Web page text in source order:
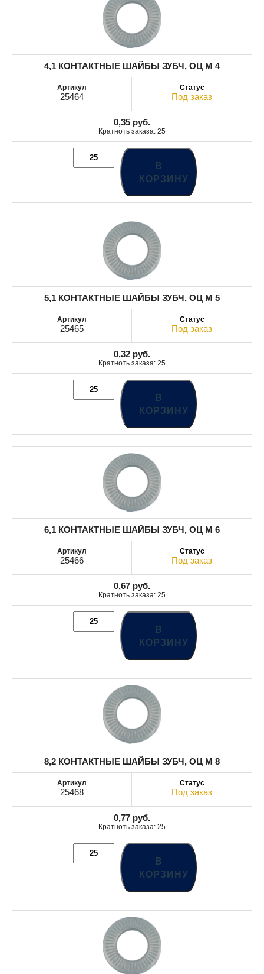
4,1 КОНТАКТНЫЕ ШАЙБЫ ЗУБЧ, ОЦ М 4
25464 Под заказ
0,35 руб.
Кратноть заказа: 25
В
КОРЗИНУ
5,1 КОНТАКТНЫЕ ШАЙБЫ ЗУБЧ, ОЦ М 5
25465 Под заказ
0,32 руб.
Кратноть заказа: 25
В
КОРЗИНУ
6,1 КОНТАКТНЫЕ ШАЙБЫ ЗУБЧ, ОЦ М 6
25466 Под заказ
0,67 руб.
Кратноть заказа: 25
В
КОРЗИНУ
8,2 КОНТАКТНЫЕ ШАЙБЫ ЗУБЧ, ОЦ М 8
25468 Под заказ
0,77 руб.
Кратноть заказа: 25
В
КОРЗИНУ